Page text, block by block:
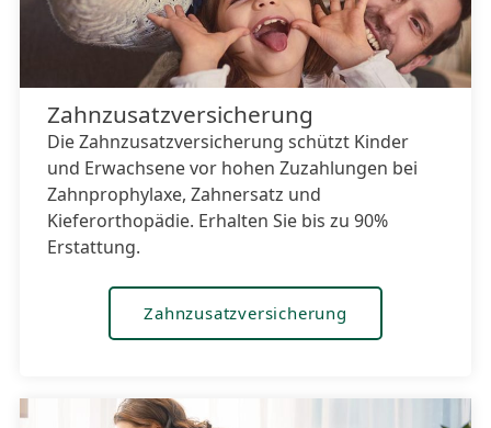
Zahnzusatzversicherung
Die Zahnzusatzversicherung schützt Kinder
und Erwachsene vor hohen Zuzahlungen bei
Zahnprophylaxe, Zahnersatz und
Kieferorthopädie. Erhalten Sie bis zu 90%
Erstattung.
Zahnzusatzversicherung
Hier klicken